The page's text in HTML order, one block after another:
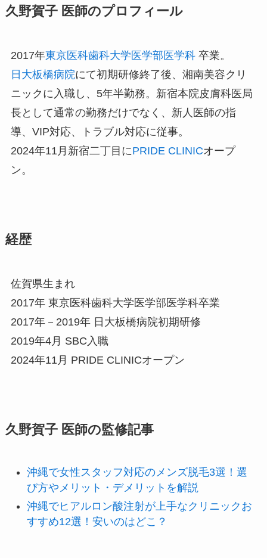
久野賀子 医師のプロフィール
2017年東京医科歯科大学医学部医学科卒業。
日大板橋病院にて初期研修終了後、湘南美容クリ
ニックに入職し、5年半勤務。新宿本院皮膚科医局
長として通常の勤務だけでなく、新人医師の指
導、VIP対応、トラブル対応に従事。
2024年11月新宿二丁目にPRIDE CLINICオープ
ン。
経歴
佐賀県生まれ
2017年 東京医科歯科大学医学部医学科卒業
2017年－2019年 日大板橋病院初期研修
2019年4月 SBC入職
2024年11月 PRIDE CLINICオープン
久野賀子 医師の監修記事
沖縄で女性スタッフ対応のメンズ脱毛3選！選
び方やメリット・デメリットを解説
沖縄でヒアルロン酸注射が上手なクリニックお
すすめ12選！安いのはどこ？